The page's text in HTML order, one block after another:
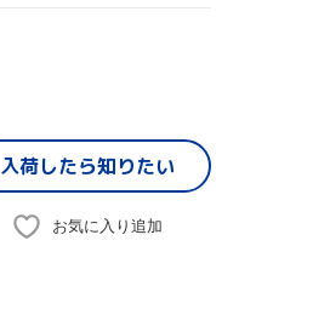
入荷したら知りたい
お気に入り追加